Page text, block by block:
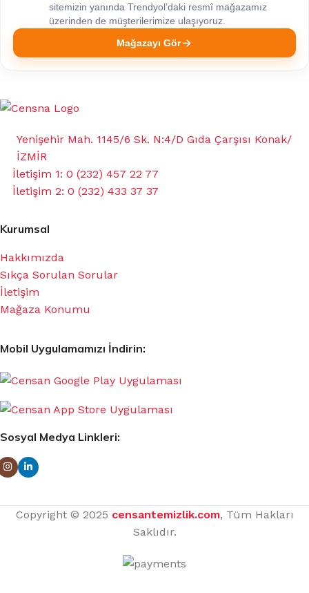
sitemizin yanında Trendyol’daki resmî mağazamız
üzerinden de müşterilerimize ulaşıyoruz.
Mağazayı Gör
Yenişehir Mah. 1145/6 Sk. N:4/D Gıda Çarşısı Konak/
İZMİR
İletişim 1: 0 (232) 457 22 77
İletişim 2: 0 (232) 433 37 37
Kurumsal
Hakkımızda
Sıkça Sorulan Sorular
İletişim
Mağaza Konumu
Mobil Uygulamamızı İndirin:
Sosyal Medya Linkleri:
Copyright © 2025 censantemizlik.com, Tüm Hakları
Saklıdır.